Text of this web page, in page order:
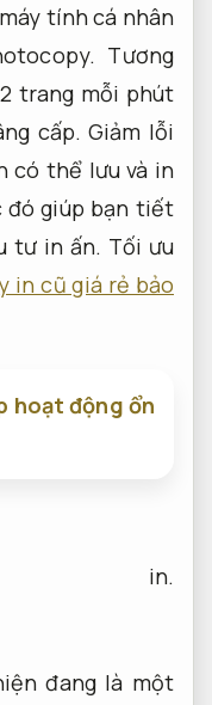
tính cá nhân
Tương
trang mỗi phút
cấp. Giảm lỗi
có thể lưu và in
đó giúp bạn tiết
tư in ấn. Tối ưu
in cũ giá rẻ bảo
hoạt động ổn
in.
đang là một